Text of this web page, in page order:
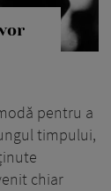
pentru a
timpului,
chiar